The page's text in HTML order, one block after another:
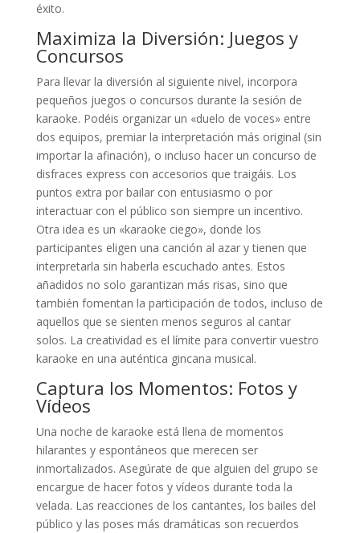
éxito.
Maximiza la Diversión: Juegos y
Concursos
Para llevar la diversión al siguiente nivel, incorpora
pequeños juegos o concursos durante la sesión de
karaoke. Podéis organizar un «duelo de voces» entre
dos equipos, premiar la interpretación más original (sin
importar la afinación), o incluso hacer un concurso de
disfraces express con accesorios que traigáis. Los
puntos extra por bailar con entusiasmo o por
interactuar con el público son siempre un incentivo.
Otra idea es un «karaoke ciego», donde los
participantes eligen una canción al azar y tienen que
interpretarla sin haberla escuchado antes. Estos
añadidos no solo garantizan más risas, sino que
también fomentan la participación de todos, incluso de
aquellos que se sienten menos seguros al cantar
solos. La creatividad es el límite para convertir vuestro
karaoke en una auténtica gincana musical.
Captura los Momentos: Fotos y
Vídeos
Una noche de karaoke está llena de momentos
hilarantes y espontáneos que merecen ser
inmortalizados. Asegúrate de que alguien del grupo se
encargue de hacer fotos y vídeos durante toda la
velada. Las reacciones de los cantantes, los bailes del
público y las poses más dramáticas son recuerdos